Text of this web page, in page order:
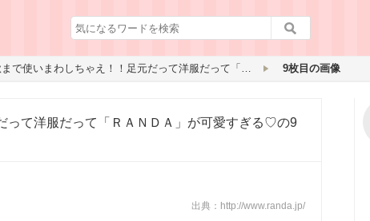
秋まで使いまわしちゃえ！！足元だって洋服だって「ＲＡＮＤＡ」が可愛すぎる♡ 9枚目の画像
って洋服だって「ＲＡＮＤＡ」が可愛すぎる♡の9
出典： http://www.randa.jp/